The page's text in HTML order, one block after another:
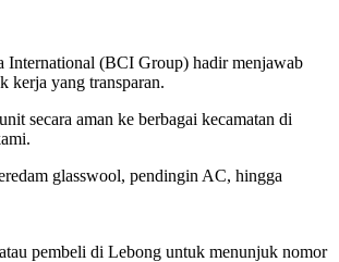
International (BCI Group) hadir menjawab
kerja yang transparan.
secara aman ke berbagai kecamatan di
glasswool, pendingin AC, hingga
pembeli di Lebong untuk menunjuk nomor